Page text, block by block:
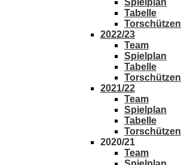
Spielplan
Tabelle
Torschützen
2022/23
Team
Spielplan
Tabelle
Torschützen
2021/22
Team
Spielplan
Tabelle
Torschützen
2020/21
Team